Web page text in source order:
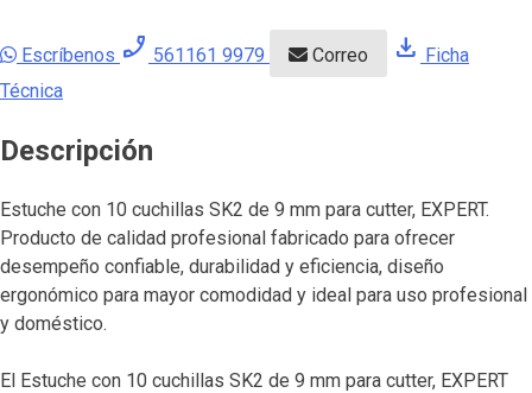
Escríbenos phone_enabled 561161 9979 Correo download Ficha
Técnica
Descripción
Estuche con 10 cuchillas SK2 de 9 mm para cutter, EXPERT.
Producto de calidad profesional fabricado para ofrecer
desempeño confiable, durabilidad y eficiencia, diseño
ergonómico para mayor comodidad y ideal para uso profesional
y doméstico.
El Estuche con 10 cuchillas SK2 de 9 mm para cutter, EXPERT